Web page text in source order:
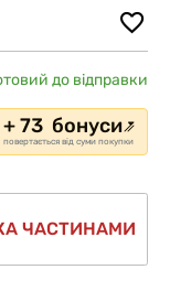
до відправки
+ 73 бонуси
повертається від суми покупки
ЧАСТИНАМИ